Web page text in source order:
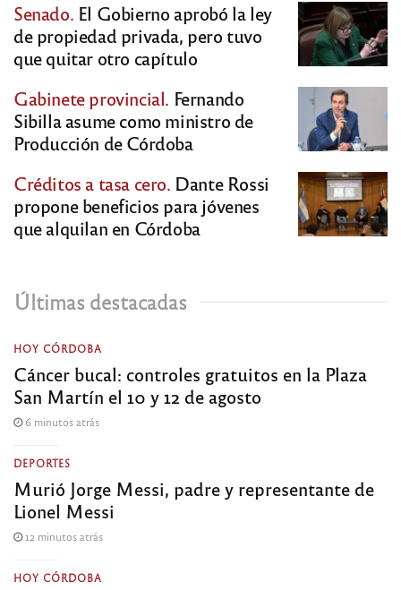
Senado. El Gobierno aprobó la ley
de propiedad privada, pero tuvo
que quitar otro capítulo
Gabinete provincial. Fernando
Sibilla asume como ministro de
Producción de Córdoba
Créditos a tasa cero. Dante Rossi
propone beneficios para jóvenes
que alquilan en Córdoba
Últimas destacadas
HOY CÓRDOBA
Cáncer bucal: controles gratuitos en la Plaza
San Martín el 10 y 12 de agosto
6 minutos atrás
DEPORTES
Murió Jorge Messi, padre y representante de
Lionel Messi
12 minutos atrás
HOY CÓRDOBA